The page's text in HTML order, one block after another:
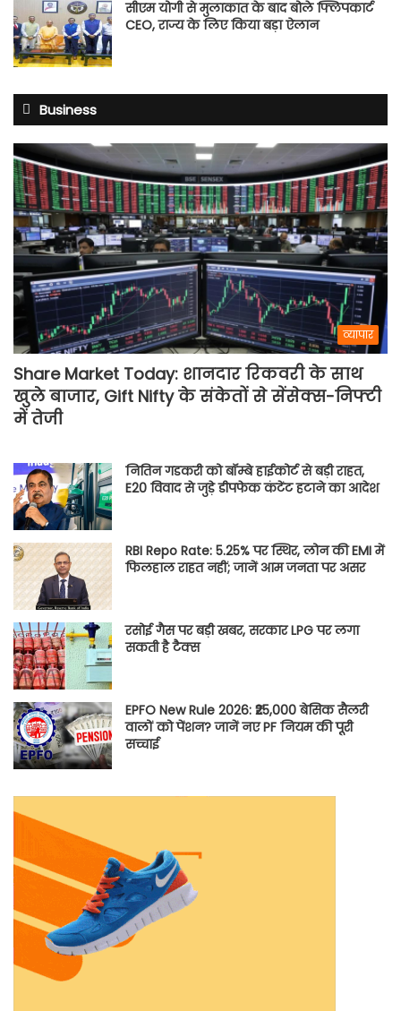
सीएम योगी से मुलाकात के बाद बोले फ्लिपकार्ट
CEO, राज्य के लिए किया बड़ा ऐलान
Business
व्यापार
Share Market Today: शानदार रिकवरी के साथ
खुले बाजार, Gift Nifty के संकेतों से सेंसेक्स-निफ्टी
में तेजी
नितिन गडकरी को बॉम्बे हाईकोर्ट से बड़ी राहत,
E20 विवाद से जुड़े डीपफेक कंटेंट हटाने का आदेश
RBI Repo Rate: 5.25% पर स्थिर, लोन की EMI में
फिलहाल राहत नहीं; जानें आम जनता पर असर
रसोई गैस पर बड़ी खबर, सरकार LPG पर लगा
सकती है टैक्स
EPFO New Rule 2026: ₹25,000 बेसिक सैलरी
वालों को पेंशन? जानें नए PF नियम की पूरी
सच्चाई